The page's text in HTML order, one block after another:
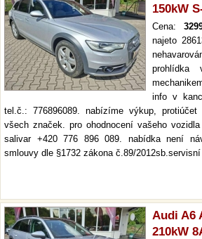
150kW
Cena:
najeto
prohlídka
info v
tel.č.: 776896089. nabízíme výkup,
všech značek. pro ohodnocení vašeho
salivar +420 776 896 089. nabídka není
smlouvy dle §1732 zákona č.89/
Audi A6
210kW